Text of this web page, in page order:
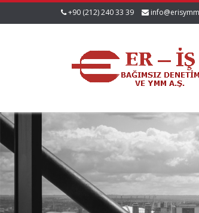
+90 (212) 240 33 39